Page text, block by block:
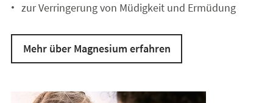
zur Verringerung von Müdigkeit und Ermüdung
Mehr über Magnesium erfahren